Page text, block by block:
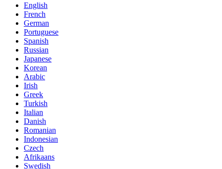
English
French
German
Portuguese
Spanish
Russian
Japanese
Korean
Arabic
Irish
Greek
Turkish
Italian
Danish
Romanian
Indonesian
Czech
Afrikaans
Swedish